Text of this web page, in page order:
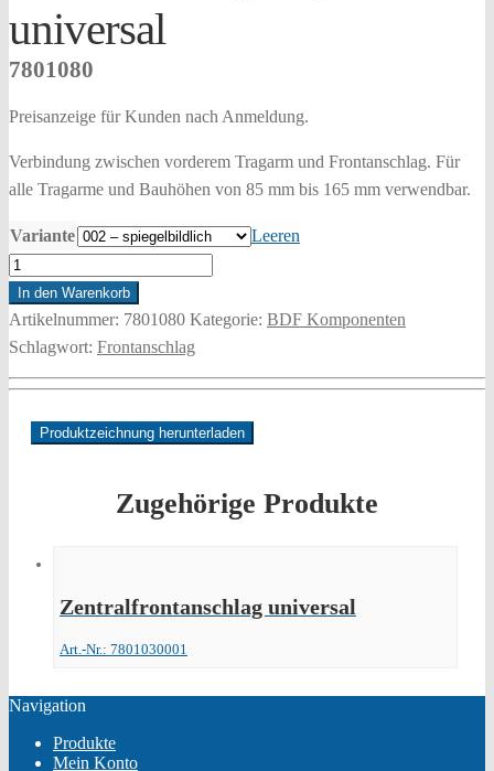
universal
7801080
Preisanzeige für Kunden nach Anmeldung.
Verbindung zwischen vorderem Tragarm und Frontanschlag. Für
alle Tragarme und Bauhöhen von 85 mm bis 165 mm verwendbar.
Variante
Leeren
Frontanschlagadapter
universal
Menge
In den Warenkorb
Artikelnummer: 7801080 Kategorie: BDF Komponenten
Schlagwort: Frontanschlag
Produktzeichnung herunterladen
Zugehörige Produkte
Zentralfrontanschlag universal
Art.-Nr.: 7801030001
Navigation
Produkte
Mein Konto